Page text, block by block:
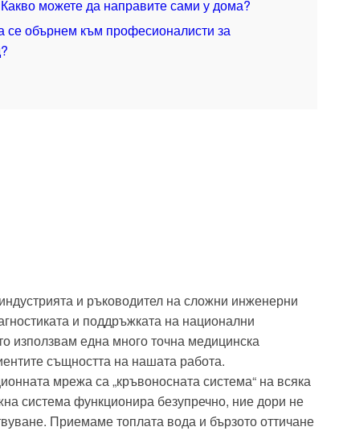
можете да направите сами у дома?
се обърнем към професионалисти за
и ръководител на сложни инженерни
и поддръжката на национални
използвам една много точна медицинска
същността на нашата работа.
мрежа са „кръвоносната система“ на всяка
система функционира безупречно, ние дори не
Приемаме топлата вода и бързото оттичане